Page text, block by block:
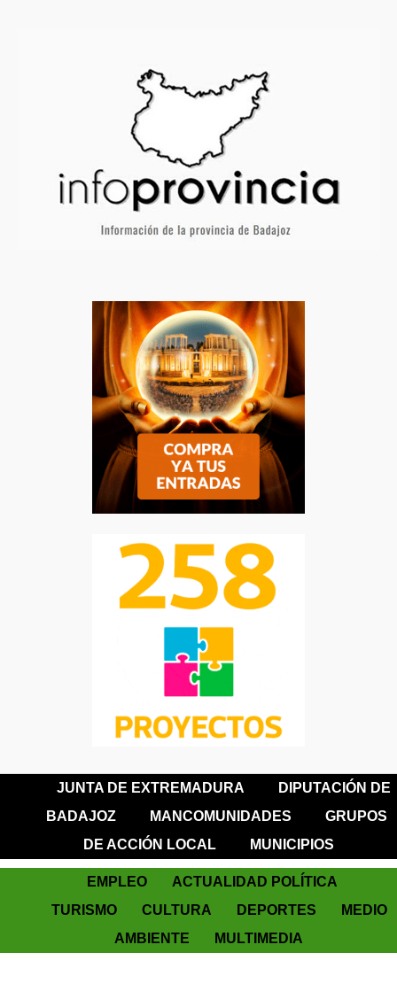
JUNTA DE EXTREMADURA
DIPUTACIÓN DE
BADAJOZ
MANCOMUNIDADES
GRUPOS
DE ACCIÓN LOCAL
MUNICIPIOS
EMPLEO
ACTUALIDAD POLÍTICA
TURISMO
CULTURA DEPORTES
MEDIO
AMBIENTE
MULTIMEDIA